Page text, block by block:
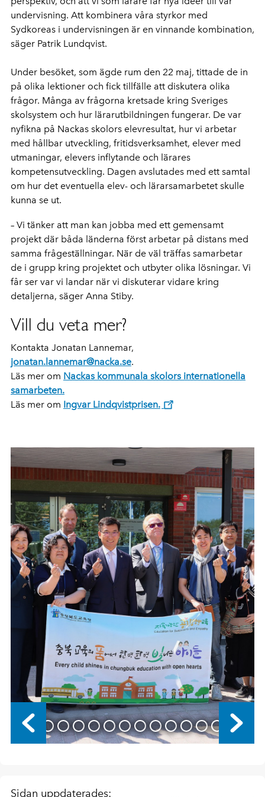
undervisning. Att kombinera våra styrkor med
Sydkoreas i undervisningen är en vinnande kombination,
säger Patrik Lundqvist.
Under besöket, som ägde rum den 22 maj, tittade de in
på olika lektioner och fick tillfälle att diskutera olika
frågor. Många av frågorna kretsade kring Sveriges
skolsystem och hur lärarutbildningen fungerar. De var
nyfikna på Nackas skolors elevresultat, hur vi arbetar
med hållbar utveckling, fritidsverksamhet, elever med
utmaningar, elevers inflytande och lärares
kompetensutveckling. Dagen avslutades med ett samtal
om hur det eventuella elev- och lärarsamarbetet skulle
kunna se ut.
– Vi tänker att man kan jobba med ett gemensamt
projekt där båda länderna först arbetar på distans med
samma frågeställningar. När de väl träffas samarbetar
de i grupp kring projektet och utbyter olika lösningar. Vi
får ser var vi landar när vi diskuterar vidare kring
detaljerna, säger Anna Stiby.
Vill du veta mer?
Kontakta Jonatan Lannemar,
jonatan.lannemar@nacka.se.
Läs mer om Nackas kommunala skolors internationella
samarbeten.
Läs mer om Ingvar Lindqvistprisen.
Sidan uppdaterades: